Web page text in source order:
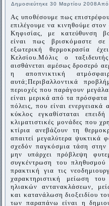
Δημοσιεύτηκε 30 Μαρτίου 2008Από
Aς υποθέσουμε πως
επιλέγουμε να κινηθούμε
Κηφισίας
με κατεύθυνση
είναι πως βρισκόμαστε
εξωτερική θερμοκρασία
Κελσίου.Μόλις ο
αισθάνεται αμέσως δροσερό
η αποπνικτική
αυτά;Περιβαλλοντικά
περιοχές που παράγουν
είναι μερικά από τα πρόσφατα
πόλεις, που είναι ενεργειακά
κύκλος εγκαθίσταται
κλιματιστικές μονάδες που
κτίρια ανεβάζουν τη
απαιτεί μεγαλύτερα ψυκτικά
σχεδόν παγκόσμια τάση στην
μην υπάρχει πρόβλεψη
συγκέντρωση του πληθυσμού
πρακτική για τις
χαρακτηριστική μείωση
ηλιακών αντανακλάσεων,
και κατανάλωση διοξειδίου
των παραπάνω είναι η